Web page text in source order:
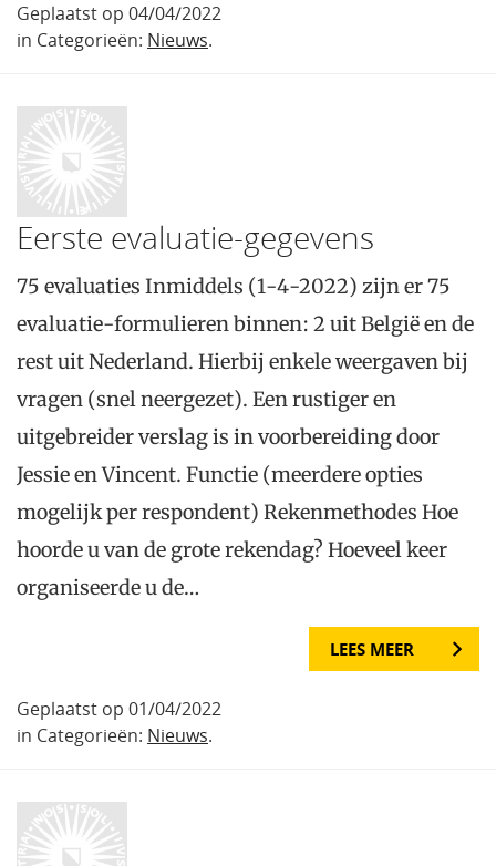
Geplaatst op 04/04/2022
in Categorieën: Nieuws.
Eerste evaluatie-gegevens
75 evaluaties Inmiddels (1-4-2022) zijn er 75
evaluatie-formulieren binnen: 2 uit België en de
rest uit Nederland. Hierbij enkele weergaven bij
vragen (snel neergezet). Een rustiger en
uitgebreider verslag is in voorbereiding door
Jessie en Vincent. Functie (meerdere opties
mogelijk per respondent) Rekenmethodes Hoe
hoorde u van de grote rekendag? Hoeveel keer
organiseerde u de…
LEES MEER
Geplaatst op 01/04/2022
in Categorieën: Nieuws.